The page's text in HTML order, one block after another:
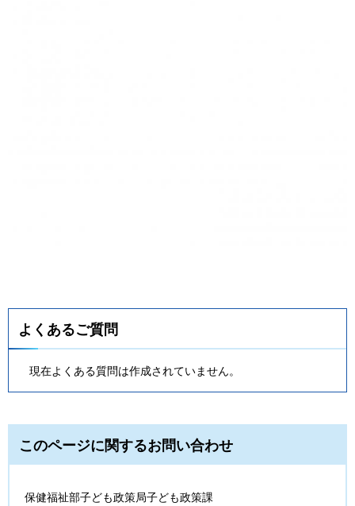
よくあるご質問
現在よくある質問は作成されていません。
このページに関するお問い合わせ
保健福祉部子ども政策局子ども政策課